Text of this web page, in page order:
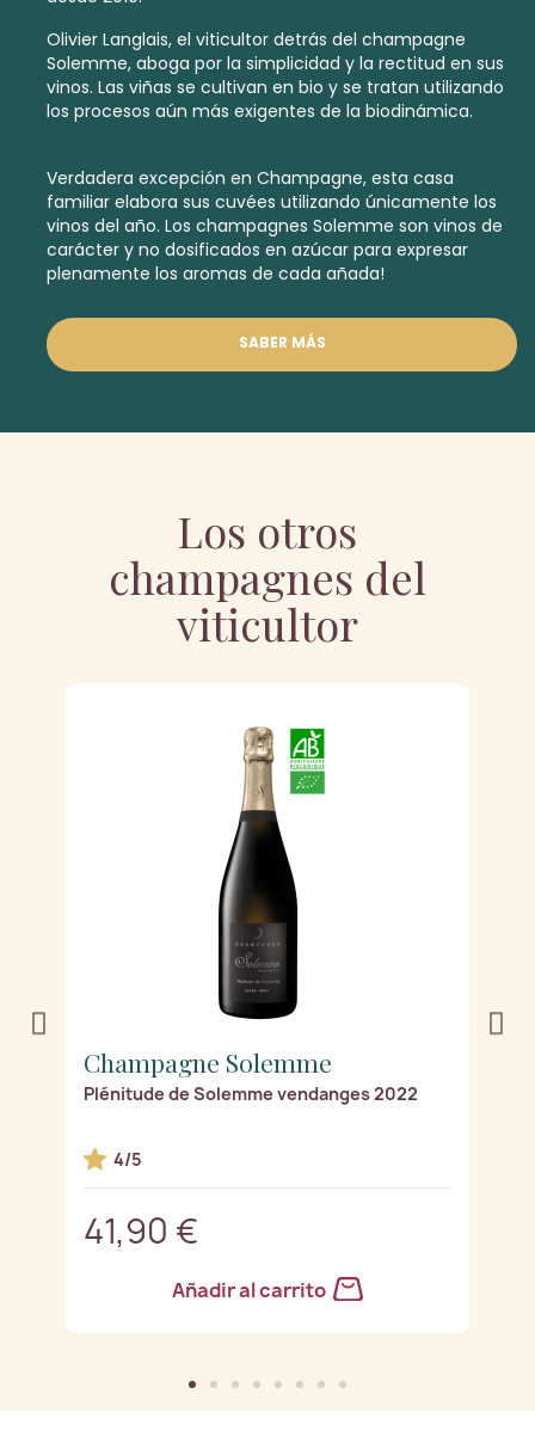
Olivier Langlais, el viticultor detrás del champagne
Solemme, aboga por la simplicidad y la rectitud en sus
vinos. Las viñas se cultivan en bio y se tratan utilizando
los procesos aún más exigentes de la biodinámica.
Verdadera excepción en Champagne, esta casa
familiar elabora sus cuvées utilizando únicamente los
vinos del año. Los champagnes Solemme son vinos de
carácter y no dosificados en azúcar para expresar
plenamente los aromas de cada añada!
SABER MÁS
Los otros
champagnes del
viticultor
Champagne Solemme
Plénitude de Solemme vendanges 2022
4/5
41,90 €
Añadir al carrito